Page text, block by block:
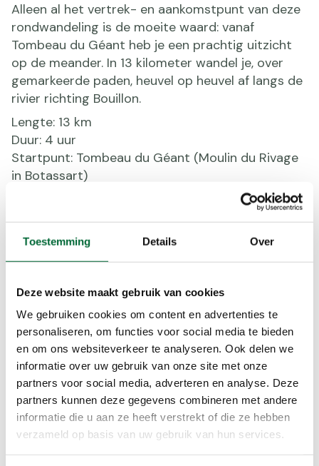
Toestemming Details Over
Deze website maakt gebruik van cookies
We gebruiken cookies om content en advertenties te
personaliseren, om functies voor social media te bieden
en om ons websiteverkeer te analyseren. Ook delen we
informatie over uw gebruik van onze site met onze
partners voor social media, adverteren en analyse. Deze
partners kunnen deze gegevens combineren met andere
informatie die u aan ze heeft verstrekt of die ze hebben
verzameld op basis van uw gebruik van hun services.
Alleen al het vertrek- en aankomstpunt van deze
rondwandeling is de moeite waard: vanaf
Tombeau du Géant heb je een prachtig uitzicht
op de meander. In 13 kilometer wandel je, over
gemarkeerde paden, heuvel op heuvel af langs de
rivier richting Bouillon.
Lengte: 13 km
Duur: 4 uur
Startpunt: Tombeau du Géant (Moulin du Rivage
in Botassart)